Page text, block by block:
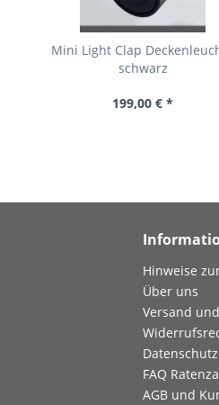
Mini Light Clap
schwarz
199,00 € *
Hinweise
Über uns
Versand
Datenschutz
FAQ
AGB und